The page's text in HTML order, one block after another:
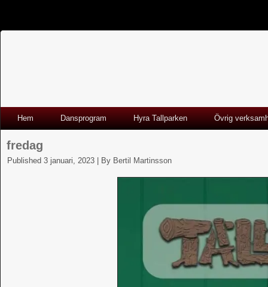
Hem Dansprogram Hyra Tallparken Övrig
fredag
Published 3 januari, 2023 By Bertil Martinsson